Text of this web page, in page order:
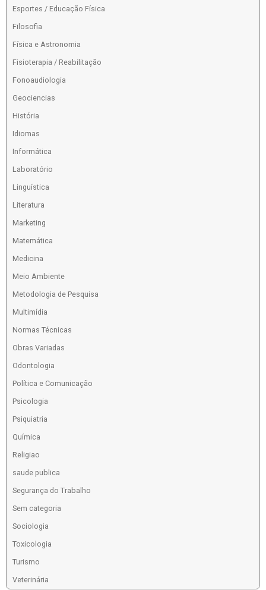
Esportes / Educação Física
Filosofia
Física e Astronomia
Fisioterapia / Reabilitação
Fonoaudiologia
Geociencias
História
Idiomas
Informática
Laboratório
Linguística
Literatura
Marketing
Matemática
Medicina
Meio Ambiente
Metodologia de Pesquisa
Multimídia
Normas Técnicas
Obras Variadas
Odontologia
Política e Comunicação
Psicologia
Psiquiatria
Química
Religiao
saude publica
Segurança do Trabalho
Sem categoria
Sociologia
Toxicologia
Turismo
Veterinária